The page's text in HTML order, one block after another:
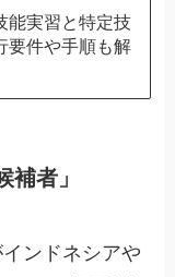
能実習と特定技
要件や手順も解
者」
ンドネシアや